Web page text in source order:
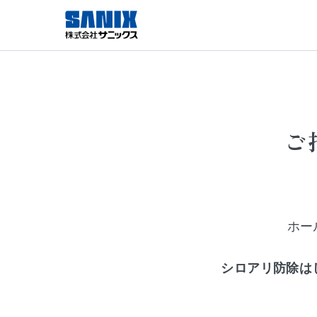
ホー
シロアリ防除